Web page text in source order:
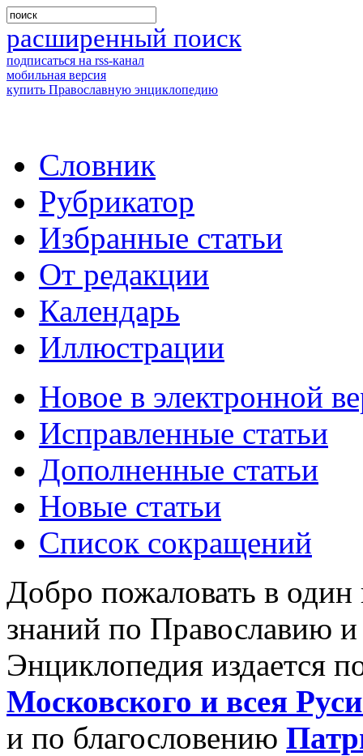
расширенный поиск
подписаться на rss-канал
мобильная версия
купить Православную энциклопедию
Словник
Рубрикатор
Избранные статьи
От редакции
Календарь
Иллюстрации
Новое в электронной
Исправленные статьи
Дополненные статьи
Новые статьи
Список сокращений
Добро пожаловать в
знаний по Православию
Энциклопедия издается
Московского и всея
и по благословению